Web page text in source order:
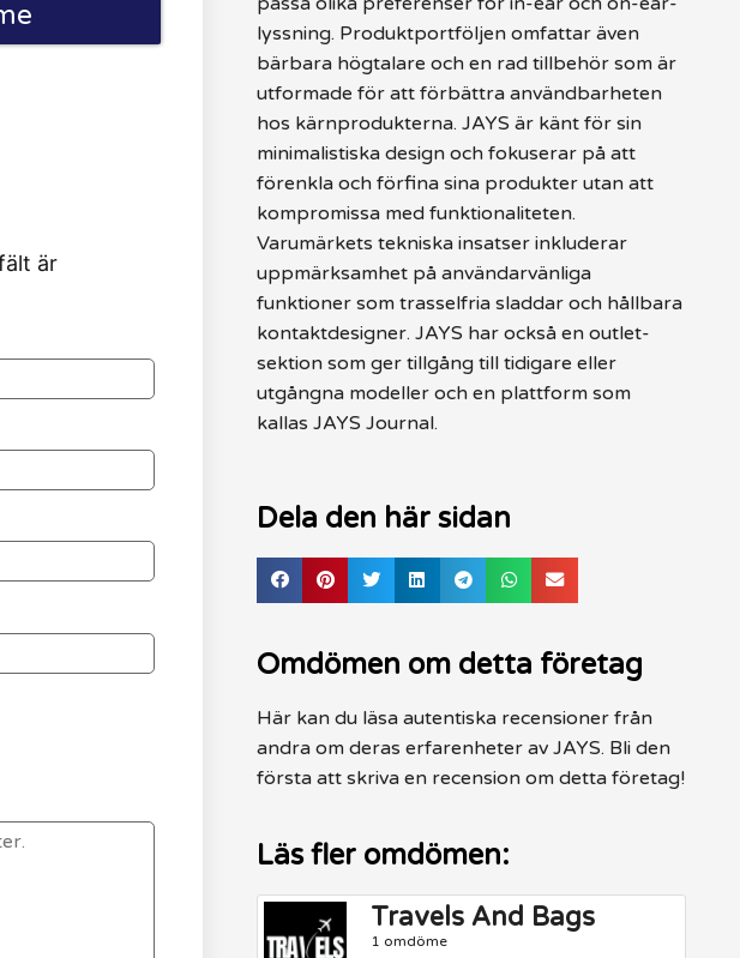
är
lyssning. Produktportföljen omfattar även
bärbara högtalare och en rad tillbehör som är
utformade för att förbättra användbarheten
hos kärnprodukterna. JAYS är känt för sin
minimalistiska design och fokuserar på att
förenkla och förfina sina produkter utan att
kompromissa med funktionaliteten.
Varumärkets tekniska insatser inkluderar
uppmärksamhet på användarvänliga
funktioner som trasselfria sladdar och hållbara
kontaktdesigner. JAYS har också en outlet-
sektion som ger tillgång till tidigare eller
utgångna modeller och en plattform som
kallas JAYS Journal.
Dela den här sidan
Omdömen om detta företag
Här kan du läsa autentiska recensioner från
andra om deras erfarenheter av JAYS. Bli den
första att skriva en recension om detta företag!
Läs fler omdömen:
Travels And Bags
1 omdöme